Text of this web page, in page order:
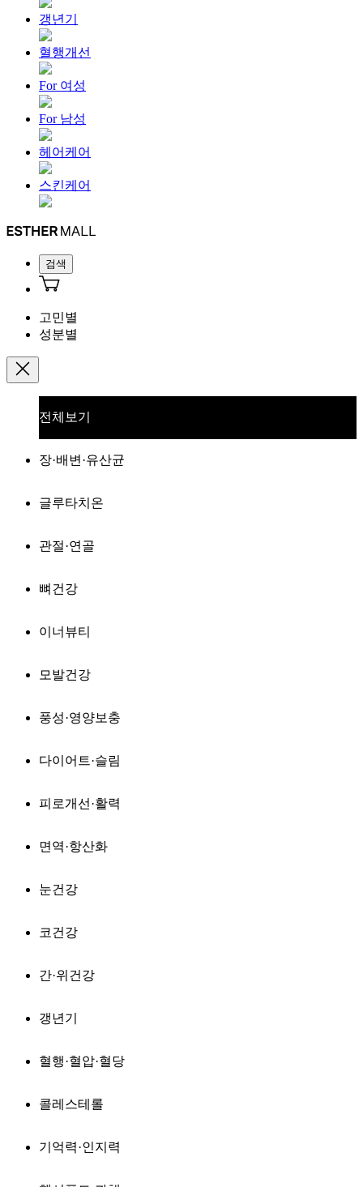
갱년기
혈행개선
For 여성
For 남성
헤어케어
스킨케어
검색
고민별
성분별
전체보기
장·배변·유산균
글루타치온
관절·연골
뼈건강
이너뷰티
모발건강
풍성·영양보충
다이어트·슬림
피로개선·활력
면역·항산화
눈건강
코건강
간·위건강
갱년기
혈행·혈압·혈당
콜레스테롤
기억력·인지력